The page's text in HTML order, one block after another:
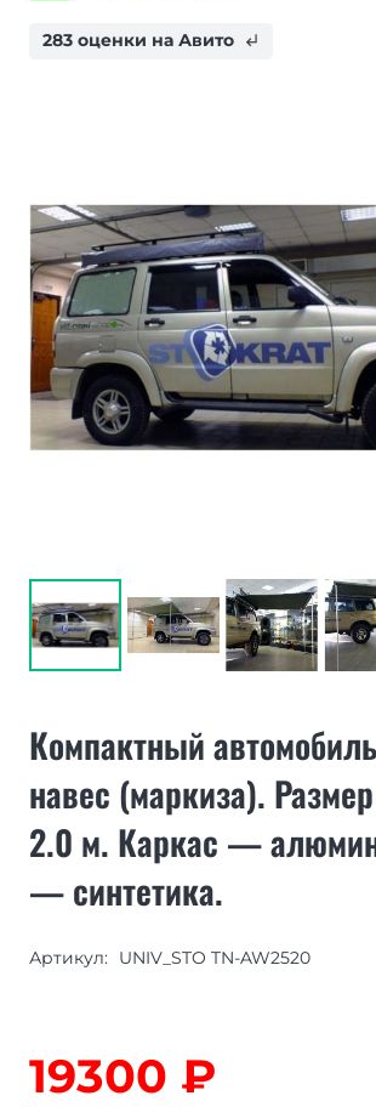
283 оценки на Авито subdirectory_arrow_left
Компактный
навес (маркиза).
2.0 м. Каркас —
— синтетика.
Артикул: UNIV_STO TN-AW2520
19300 ₽